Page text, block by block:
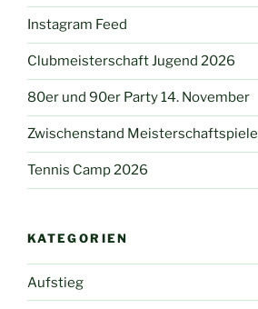
Instagram Feed
Clubmeisterschaft Jugend 2026
80er und 90er Party 14. November
Zwischenstand Meisterschaftspiele
Tennis Camp 2026
KATEGORIEN
Aufstieg